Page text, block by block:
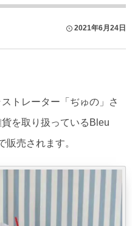
2021年6月24日
トレーター「ぢゅの」さ
を取り扱っているBleu
販売されます。